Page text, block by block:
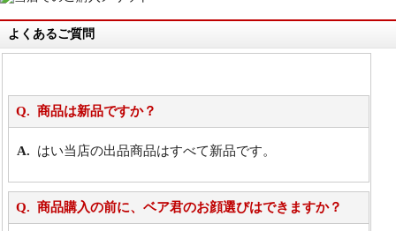
よくあるご質問
商品は新品ですか？
はい当店の出品商品はすべて新品です。
商品購入の前に、ベア君のお顔選びはできますか？